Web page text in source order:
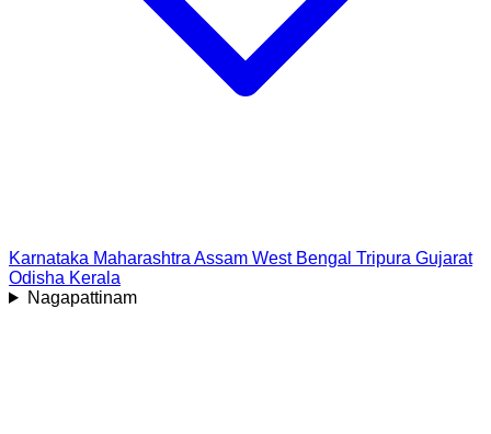
Karnataka Maharashtra Assam West Bengal Tripura Gujarat
Odisha Kerala
Nagapattinam